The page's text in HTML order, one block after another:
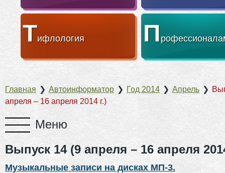
Тифлология П
Главная ❯ Автоинформатор ❯ Год 2014 ❯ Апрель ❯
апреля – 16 апреля 2014 г.)
Выпуск 14 (9 апреля – 16 апреля
Музыкальные записи на дисках МП-3.